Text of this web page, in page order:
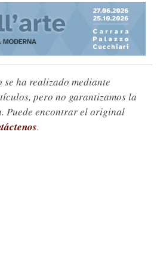
ha realizado mediante
pero no garantizamos la
Puede encontrar el original
.